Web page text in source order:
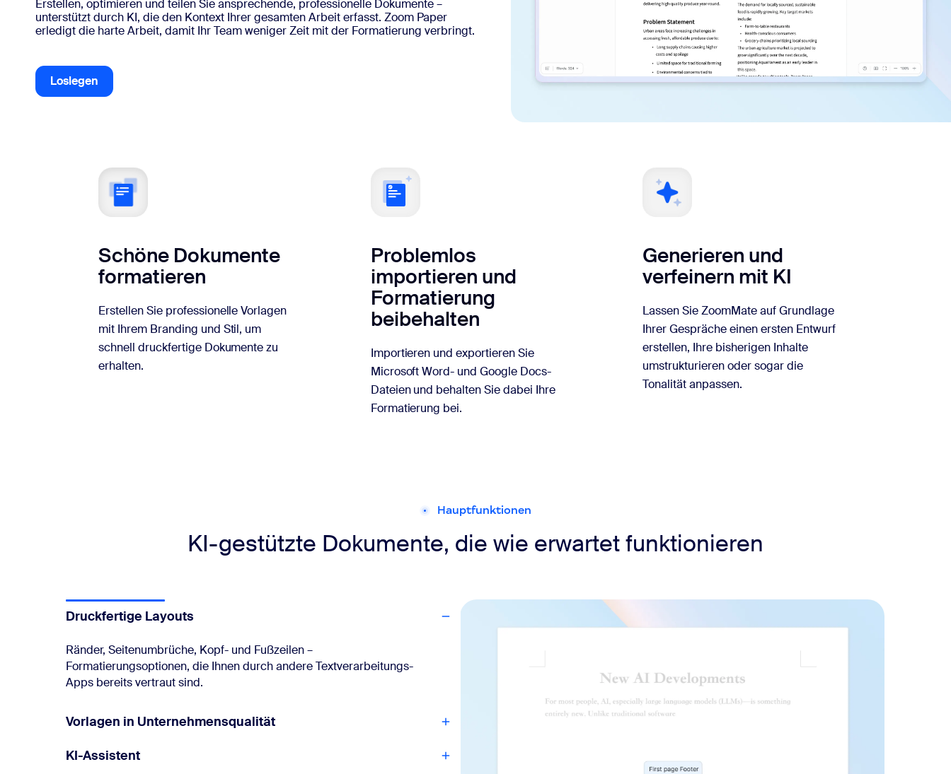
Apps und Integrationen
Bonsai
Auf dem Desktop installieren
Erstellen, optimieren und teilen Sie ansprechende, professionelle Dokumente –
unterstützt durch KI, die den Kontext Ihrer gesamten Arbeit erfasst. Zoom Paper
erledigt die harte Arbeit, damit Ihr Team weniger Zeit mit der Formatierung verbringt.
Loslegen
Loslegen
Schöne Dokumente
formatieren
Erstellen Sie professionelle Vorlagen
mit Ihrem Branding und Stil, um
schnell druckfertige Dokumente zu
erhalten.
Problemlos
importieren und
Formatierung
beibehalten
Importieren und exportieren Sie
Microsoft Word- und Google Docs-
Dateien und behalten Sie dabei Ihre
Formatierung bei.
Generieren und
verfeinern mit KI
Lassen Sie ZoomMate auf Grundlage
Ihrer Gespräche einen ersten Entwurf
erstellen, Ihre bisherigen Inhalte
umstrukturieren oder sogar die
Tonalität anpassen.
Hauptfunktionen
KI-gestützte Dokumente, die wie erwartet funktionieren
Druckfertige Layouts
Ränder, Seitenumbrüche, Kopf- und Fußzeilen –
Formatierungsoptionen, die Ihnen durch andere Textverarbeitungs-
Apps bereits vertraut sind.
Vorlagen in Unternehmensqualität
KI-Assistent